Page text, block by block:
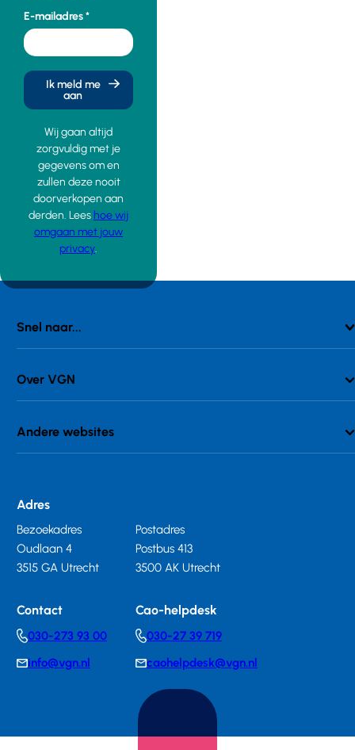
E-mailadres
Ik meld me
aan
Wij gaan altijd
zorgvuldig met je
gegevens om en
zullen deze nooit
doorverkopen aan
derden. Lees hoe wij
omgaan met jouw
privacy.
Snel naar...
Over VGN
Andere websites
Adres
Bezoekadres
Oudlaan 4
3515 GA Utrecht
Postadres
Postbus 413
3500 AK Utrecht
Contact
Telephonenumber
030-273 93 00
E-info@vgn.nl
Cao-helpdesk
Telephonenumber
030-27 39 719
E-caohelpdesk@vgn.nl